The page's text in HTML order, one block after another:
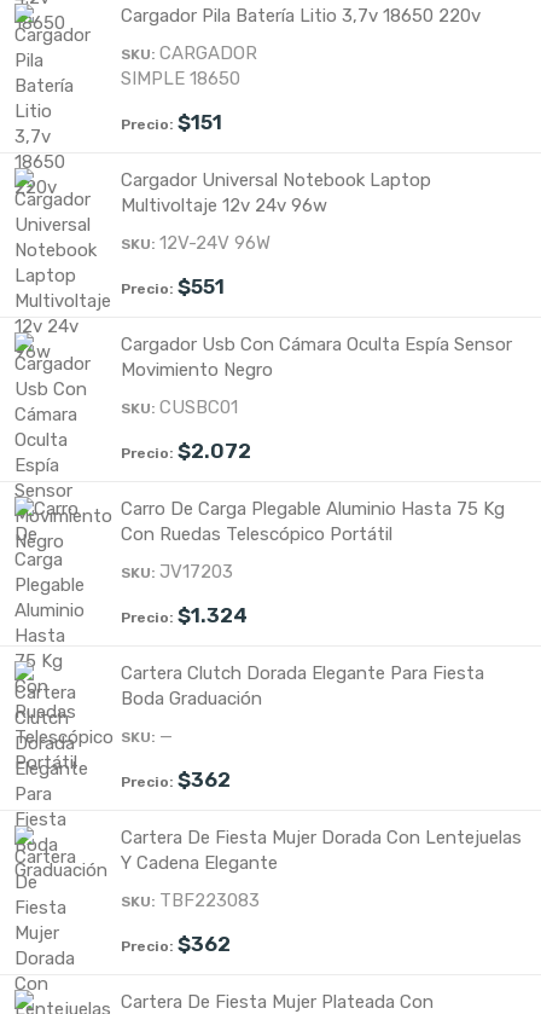
Cargador Pila Batería Litio 3,7v 18650 220v
CARGADOR
SIMPLE 18650
$151
Cargador Universal Notebook Laptop
Multivoltaje 12v 24v 96w
12V-24V 96W
$551
Cargador Usb Con Cámara Oculta Espía Sensor
Movimiento Negro
CUSBC01
$2.072
Carro De Carga Plegable Aluminio Hasta 75 Kg
Con Ruedas Telescópico Portátil
JV17203
$1.324
Cartera Clutch Dorada Elegante Para Fiesta
Boda Graduación
—
$362
Cartera De Fiesta Mujer Dorada Con Lentejuelas
Y Cadena Elegante
TBF223083
$362
Cartera De Fiesta Mujer Plateada Con